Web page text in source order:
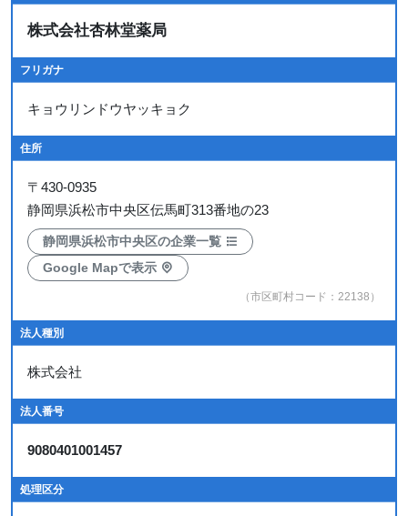
株式会社杏林堂薬局
フリガナ
キョウリンドウヤッキョク
住所
〒 430-0935
静岡県浜松市中央区伝馬町313番地の23
静岡県浜松市中央区の企業一覧
Google Mapで表示
（市区町村コード：22138）
法人種別
株式会社
法人番号
9080401001457
処理区分